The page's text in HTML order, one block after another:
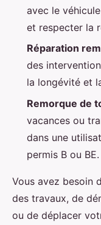
avec le
et respecter la
Réparation
des
la longévité et
Remorque de
vacances ou
dans une
permis B ou BE.
Vous avez besoin
des travaux, de
ou de déplacer